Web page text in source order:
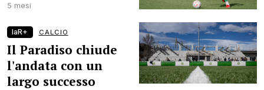
5 mesi
laR+ CALCIO
Il Paradiso chiude
l'andata con un
largo successo